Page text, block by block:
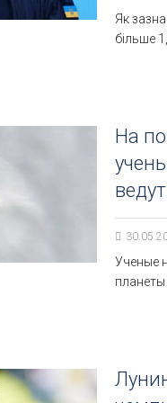
Як
більше
На
ведут
Ученые